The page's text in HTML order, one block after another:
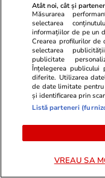
Descoperă și12
când ești în Italia
Sursă foto –
Abonați-vă la
ZILEIpentru a fi la
informații.
Atât noi, cât și
Măsurarea
selectarea
informațiilor de pe un
Crearea profilurilor de
selectarea
publicitate
Înțelegerea
diferite. Utilizarea
de date limitate
și identificarea prin
Listă parteneri
VREAU SA